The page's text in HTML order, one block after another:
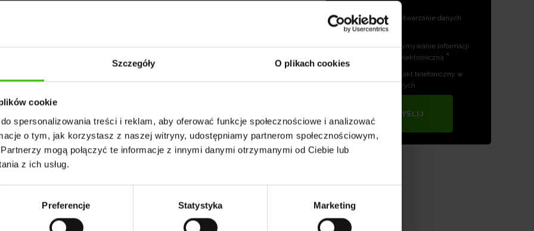
Szczegóły O plikach cookies
cookie
spersonalizowania treści i reklam, aby oferować funkcje społecznościowe i analizować
o tym, jak korzystasz z naszej witryny, udostępniamy partnerom społecznościowym,
mogą połączyć te informacje z innymi danymi otrzymanymi od Ciebie lub
z ich usług.
Preferencje Statystyka Marketing
będzie można dostosować sposób wyświetlania
m.in. długość fragmentu wyszukiwania, długość
Zgoda na przetwarzanie danych
osobowych *
Zgoda na otrzymywanie informacji
handlowych drogą elektroniczną *
Zgoda na kontakt telefoniczny w
celach marketingowych
WYŚLIJ